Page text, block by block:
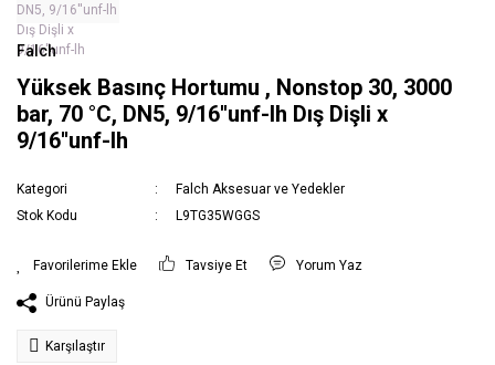
Falch
Yüksek Basınç Hortumu , Nonstop 30, 3000
bar, 70 °C, DN5, 9/16''unf-lh Dış Dişli x
9/16''unf-lh
Kategori
Falch Aksesuar ve Yedekler
Stok Kodu
L9TG35WGGS
Tavsiye Et Yorum Yaz
Ürünü Paylaş
Karşılaştır